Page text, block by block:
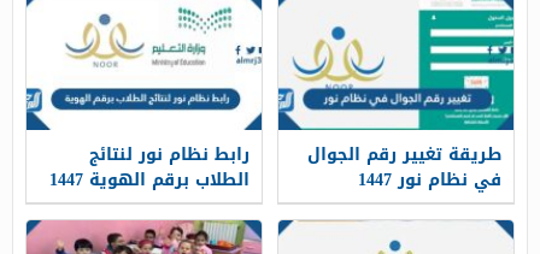
طريقة تغيير رقم الجوال
في نظام نور 1447
رابط نظام نور لنتائج
الطلاب برقم الهوية 1447